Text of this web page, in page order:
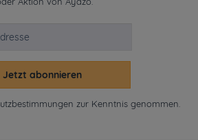
Jetzt abonnieren
zur Kenntnis genommen.